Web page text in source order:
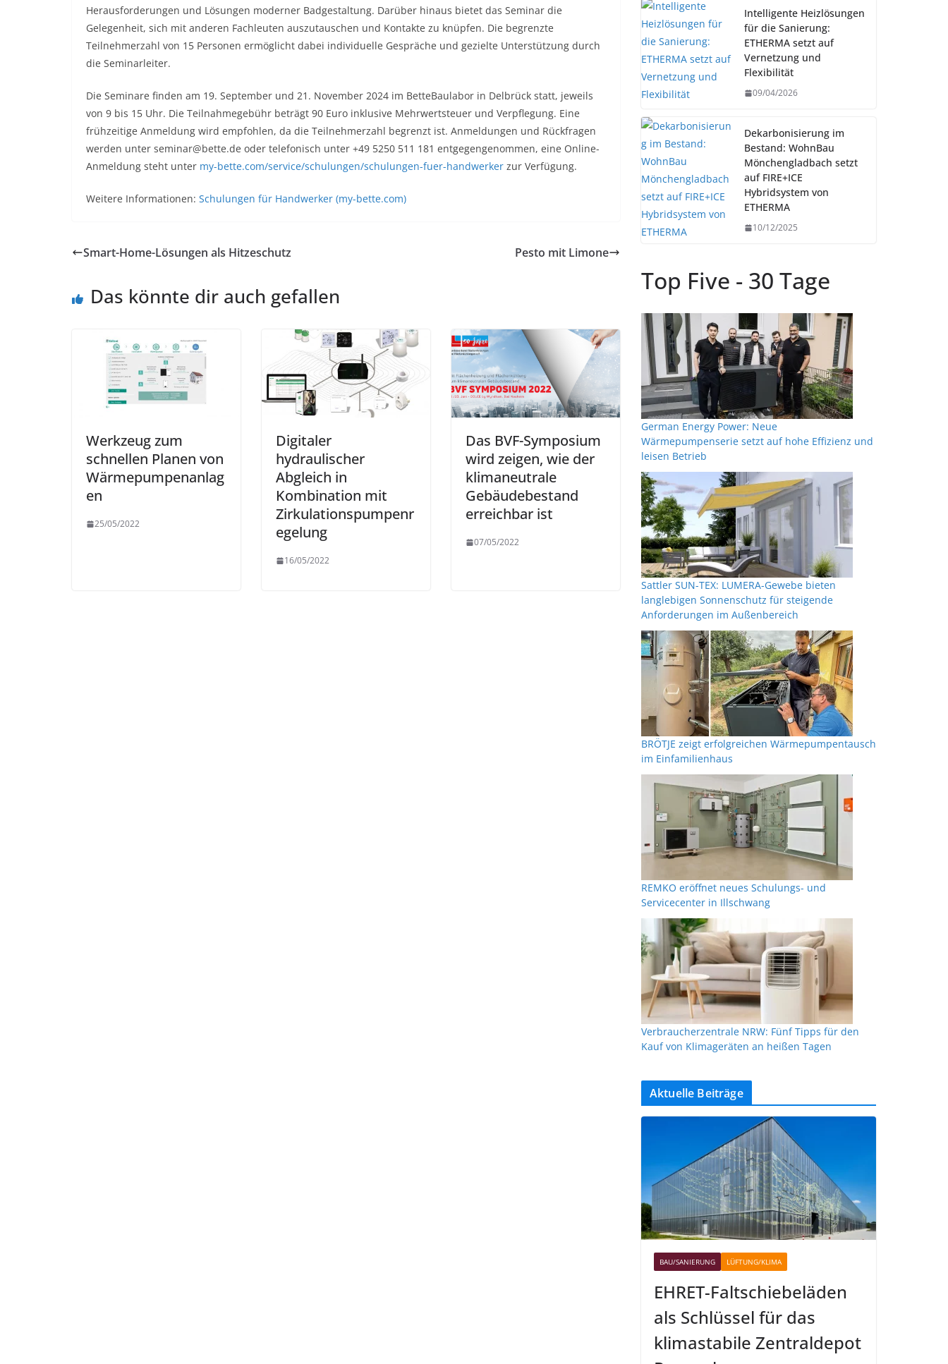
Herausforderungen und Lösungen moderner Badgestaltung. Darüber hinaus bietet das Seminar die
Gelegenheit, sich mit anderen Fachleuten auszutauschen und Kontakte zu knüpfen. Die begrenzte
Teilnehmerzahl von 15 Personen ermöglicht dabei individuelle Gespräche und gezielte Unterstützung durch
die Seminarleiter.
Die Seminare finden am 19. September und 21. November 2024 im BetteBaulabor in Delbrück statt, jeweils
von 9 bis 15 Uhr. Die Teilnahmegebühr beträgt 90 Euro inklusive Mehrwertsteuer und Verpflegung. Eine
frühzeitige Anmeldung wird empfohlen, da die Teilnehmerzahl begrenzt ist. Anmeldungen und Rückfragen
werden unter seminar@bette.de oder telefonisch unter +49 5250 511 181 entgegengenommen, eine Online-
Anmeldung steht unter my-bette.com/service/schulungen/schulungen-fuer-handwerker zur Verfügung.
Weitere Informationen: ⁣Schulungen für Handwerker (my-bette.com)
Smart-Home-Lösungen als Hitzeschutz Pesto mit Limone
Das könnte dir auch gefallen
Werkzeug zum
schnellen Planen von
Wärmepumpenanlag
en
25/05/2022
Digitaler
hydraulischer
Abgleich in
Kombination mit
Zirkulationspumpenr
egelung
16/05/2022
Das BVF-Symposium
wird zeigen, wie der
klimaneutrale
Gebäudebestand
erreichbar ist
07/05/2022
Intelligente Heizlösungen
für die Sanierung:
ETHERMA setzt auf
Vernetzung und
Flexibilität
09/04/2026
Dekarbonisierung im
Bestand: WohnBau
Mönchengladbach setzt
auf FIRE+ICE
Hybridsystem von
ETHERMA
10/12/2025
Top Five - 30 Tage
German Energy Power: Neue
Wärmepumpenserie setzt auf hohe Effizienz und
leisen Betrieb
Sattler SUN-TEX: LUMERA-Gewebe bieten
langlebigen Sonnenschutz für steigende
Anforderungen im Außenbereich
BRÖTJE zeigt erfolgreichen Wärmepumpentausch
im Einfamilienhaus
REMKO eröffnet neues Schulungs- und
Servicecenter in Illschwang
Verbraucherzentrale NRW: Fünf Tipps für den
Kauf von Klimageräten an heißen Tagen
Aktuelle Beiträge
BAU/SANIERUNG LÜFTUNG/KLIMA
EHRET-Faltschiebeläden
als Schlüssel für das
klimastabile Zentraldepot